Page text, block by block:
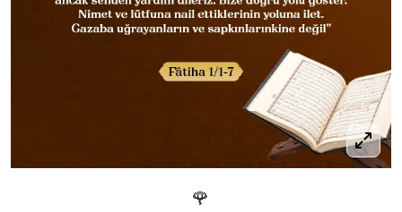
🌹